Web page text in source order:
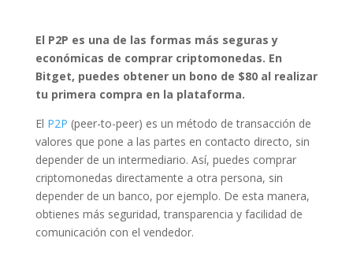
El P2P es una de las formas más seguras y
económicas de comprar criptomonedas. En
Bitget, puedes obtener un bono de $80 al realizar
tu primera compra en la plataforma.
El P2P (peer-to-peer) es un método de transacción de
valores que pone a las partes en contacto directo, sin
depender de un intermediario. Así, puedes comprar
criptomonedas directamente a otra persona, sin
depender de un banco, por ejemplo. De esta manera,
obtienes más seguridad, transparencia y facilidad de
comunicación con el vendedor.